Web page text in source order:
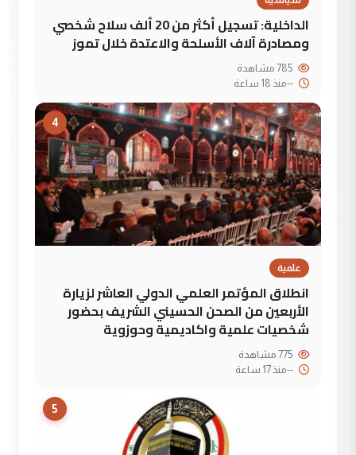
الداخلية: تسجيل أكثر من 20 ألف سلاح شخصي
ومصادرة آلاف الأسلحة والاعتدة خلال تموز
--منذ 18 ساعة
4
علمية
انطلاق المؤتمر العلمي الدولي العاشر لزيارة
الأربعين من الصحن الحسيني الشريف بحضور
شخصيات علمية واكاديمية وحوزوية
--منذ 17 ساعة
5